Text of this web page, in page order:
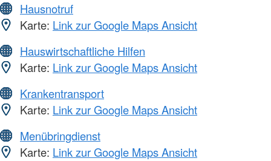
Hausnotruf
Karte: Link zur Google Maps Ansicht
Hauswirtschaftliche Hilfen
Karte: Link zur Google Maps Ansicht
Krankentransport
Karte: Link zur Google Maps Ansicht
Menübringdienst
Karte: Link zur Google Maps Ansicht